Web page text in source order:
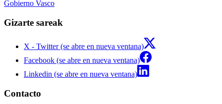
Gobierno Vasco
Gizarte sareak
X - Twitter (se abre en nueva ventana)
Facebook (se abre en nueva ventana)
Linkedin (se abre en nueva ventana)
Contacto